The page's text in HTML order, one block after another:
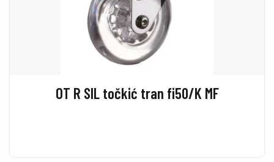
OT R SIL točkić tran fi50/K MF